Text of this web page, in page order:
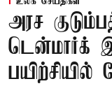
அரச
டென்மார்க்
பயிற்சியில்